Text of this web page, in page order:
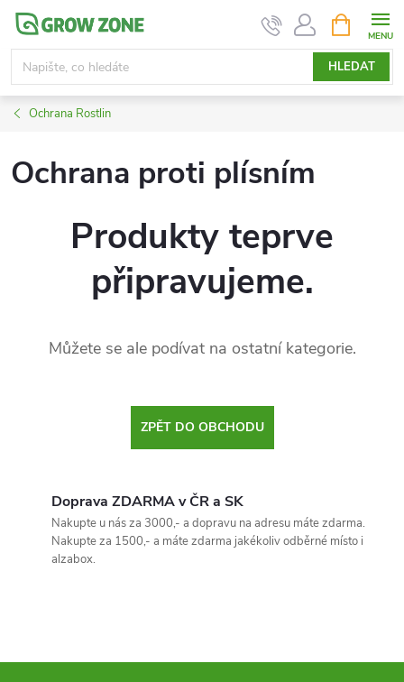
Přejít
obsah
HLEDAT
NÁKUPNÍ
KOŠÍK
Ochrana Rostlin
Ochrana proti plísním
Produkty teprve
připravujeme.
Můžete se ale podívat na ostatní kategorie.
ZPĚT DO OBCHODU
Doprava ZDARMA v ČR a SK
Nakupte u nás za 3000,- a dopravu na adresu máte zdarma.
Nakupte za 1500,- a máte zdarma jakékoliv odběrné místo i
alzabox.